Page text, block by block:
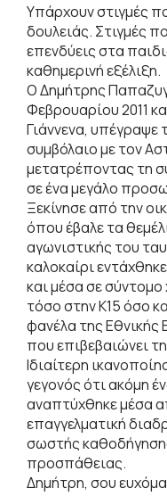
Υπάρχουν στιγμές
δουλειάς. Στιγμές
επενδύεις στα
καθημερινή εξέλιξη.
Ο Δημήτρης
Φεβρουαρίου 2011
Γιάννενα,
συμβόλαιο με τον
μετατρέποντας τη
σε ένα μεγάλο
Ξεκίνησε από την
όπου έβαλε τα
αγωνιστικής του
καλοκαίρι
και μέσα σε
τόσο στην Κ15 όσο
φανέλα της Εθνικής
που επιβεβαιώνει
Ιδιαίτερη
γεγονός ότι ακόμη
αναπτύχθηκε μέσα
επαγγελματική
σωστής
προσπάθειας.
Δημήτρη, σου